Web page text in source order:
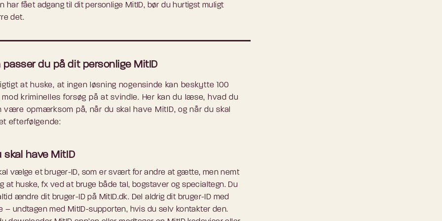
har fået adgang til dit personlige MitID, bør du hurtigst muligt
det.
passer du på dit personlige MitID
at huske, at ingen løsning nogensinde kan beskytte 100
kriminelles forsøg på at svindle. Her kan du læse, hvad du
være opmærksom på, når du skal have MitID, og når du skal
efterfølgende:
skal have MitID
vælge et bruger-ID, som er svært for andre at gætte, men nemt
at huske, fx ved at bruge både tal, bogstaver og specialtegn. Du
ændre dit bruger-ID på MitID.dk. Del aldrig dit bruger-ID med
– undtagen med MitID-supporten, hvis du selv kontakter den.